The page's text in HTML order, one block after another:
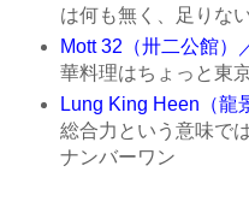
は何も無く、足りな
Mott 32（卅二公館）
華料理はちょっと東
Lung King Heen（龍
総合力という意味で
ナンバーワン